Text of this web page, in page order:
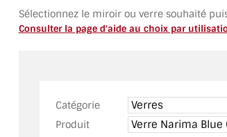
Sélectionnez le miroir ou verre souhaité
Consulter la page d'aide au choix par
Catégorie
Produit